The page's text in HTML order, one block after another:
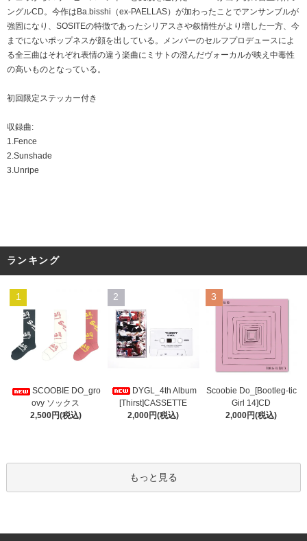
ングルCD。今作はBa.bisshi（ex-PAELLAS）が加わったことでアンサンブルが
強固になり、SOSITEの特徴であったシリアスさや叙情性がより増した一方、今
までにないポップネスが顔を出している。メンバーのセルフプロデュースによ
る全三曲はそれぞれ表情の違う楽曲にミサトの澄んだヴォーカルが映え中毒性
の高いものとなっている。
初回限定ステッカー付き
収録曲:
1.Fence
2.Sunshade
3.Unripe
ランキング
1
SCOOBIE DO_gro
ovy ソックス
2,500円(税込)
2
DYGL_4th Album
[Thirst]CASSETTE
2,000円(税込)
3
Scoobie Do_[Bootleg-tic
Girl 14]CD
2,000円(税込)
もっと見る